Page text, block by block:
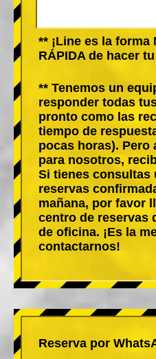
** ¡Line es la forma
RÁPIDA de hacer
** Tenemos un
responder todas
pronto como las
tiempo de
pocas horas). Pero
para nosotros,
Si tienes consultas
reservas
mañana, por favor
centro de reservas
de oficina. ¡Es la
contactarnos!
Reserva por